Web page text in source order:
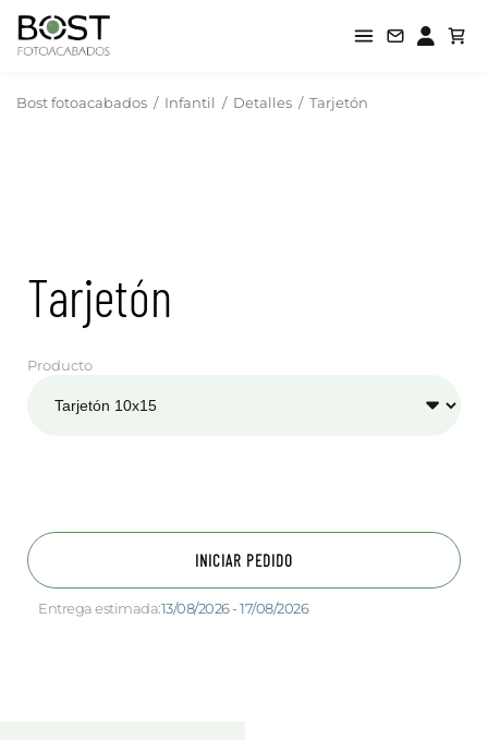
Bost fotoacabados / Infantil / Detalles / Tarjetón
Tarjetón
Producto
INICIAR PEDIDO
Entrega estimada:13/08/2026 - 17/08/2026